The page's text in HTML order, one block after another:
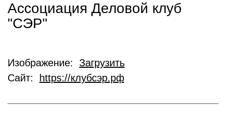
Ассоциация Деловой клуб
"СЭР"
Изображение: Загрузить
Сайт:
https://клубсэр.рф